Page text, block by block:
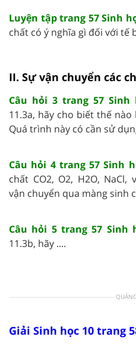
Luyện tập trang 57 Sinh
chất có ý nghĩa gì đối với tế
II. Sự vận chuyển các
Câu hỏi 3 trang 57 Sinh
11.3a, hãy cho biết thế
Quá trình này có cần sử
Câu hỏi 4 trang 57 Sinh
chất CO2, O2, H2O,
vận chuyển qua màng sinh
Câu hỏi 5 trang 57 Sinh
11.3b, hãy ....
Giải Sinh học 10 trang